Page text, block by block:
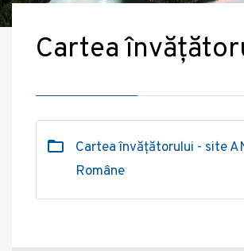
Cartea
Cartea învățătorului - site
Române